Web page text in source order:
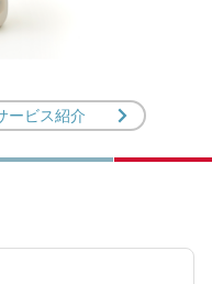
ービス紹介